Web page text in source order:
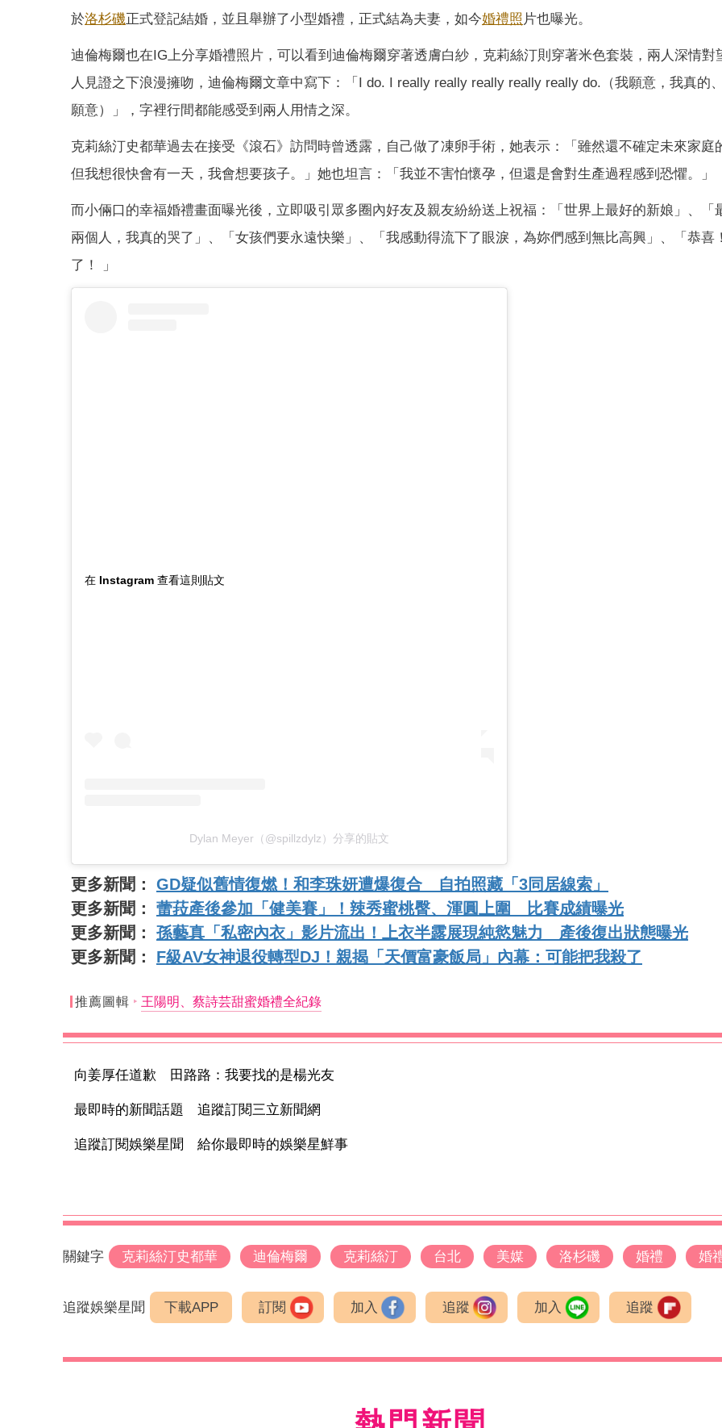
於洛杉磯正式登記結婚，並且舉辦了小型婚禮，正式結為夫妻，如今婚禮照 片也曝光。
迪倫梅爾也在IG上分享婚禮照片，可以看到迪倫梅爾穿著透膚白紗，克莉絲汀則穿著米色套裝，兩人深情對
人見證之下浪漫擁吻，迪倫梅爾文章中寫下：「I do. I really really really really really do.（我願意，我真的
願意）」，字裡行間都能感受到兩人用情之深。
克莉絲汀史都華過去在接受《滾石》訪問時曾透露，自己做了凍卵手術，她表示：「雖然還不確定未來家庭
但我想很快會有一天，我會想要孩子。」她也坦言：「我並不害怕懷孕，但還是會對生產過程感到恐懼。」
而小倆口的幸福婚禮畫面曝光後，立即吸引眾多圈內好友及親友紛紛送上祝福：「世界上最好的新娘」、「
兩個人，我真的哭了」、「女孩們要永遠快樂」、「我感動得流下了眼淚，為妳們感到無比高興」、「恭喜
了！ 」
在 Instagram 查看這則貼文
Dylan Meyer（@spillzdylz）分享的貼文
更多新聞： GD疑似舊情復燃！和李珠妍遭爆復合 自拍照藏「3同居線索」
更多新聞： 蕾菈產後參加「健美賽」！辣秀蜜桃臀、渾圓上圍 比賽成績曝光
更多新聞： 孫藝真「私密內衣」影片流出！上衣半露展現純慾魅力 產後復出狀態曝光
更多新聞： F級AV女神退役轉型DJ！親揭「天價富豪飯局」內幕：可能把我殺了
推薦圖輯 王陽明、蔡詩芸甜蜜婚禮全紀錄
向姜厚任道歉 田路路：我要找的是楊光友
最即時的新聞話題 追蹤訂閱三立新聞網
追蹤訂閱娛樂星聞 給你最即時的娛樂星鮮事
關鍵字 克莉絲汀史都華 迪倫梅爾 克莉絲汀 台北 美媒 洛杉磯 婚禮 婚
追蹤娛樂星聞 下載APP 訂閱 加入 追蹤 加入 追蹤